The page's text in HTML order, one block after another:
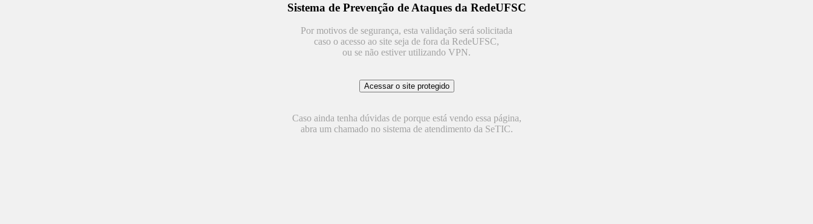
Sistema de Prevenção de Ataques da RedeUFSC
Por motivos de segurança, esta validação será solicitada
caso o acesso ao site seja de fora da RedeUFSC,
ou se não estiver utilizando VPN.
Caso ainda tenha dúvidas de porque está vendo essa página,
abra um chamado no sistema de atendimento da SeTIC.